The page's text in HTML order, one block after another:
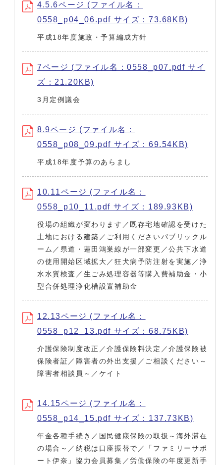
4.5.6ページ (ファイル名：
0558_p04_06.pdf サイズ：73.68KB)
平成18年度施政・予算編成方針
7ページ (ファイル名：0558_p07.pdf サイ
ズ：21.20KB)
3月定例議会
8.9ページ (ファイル名：
0558_p08_09.pdf サイズ：69.54KB)
平成18年度予算のあらまし
10.11ページ (ファイル名：
0558_p10_11.pdf サイズ：189.93KB)
役場の組織が変わります／既存宅地確認を受けた
土地における建築／ご利用くださいパブリックル
ーム／県道・蓮田鴻巣線が一部変更／公共下水道
の使用開始区域拡大／狂犬病予防注射を実施／浄
水水質検査／生ごみ処理容器等購入費補助金・小
型合併処理浄化槽設置補助金
12.13ページ (ファイル名：
0558_p12_13.pdf サイズ：68.75KB)
介護保険制度改正／介護保険料決定／介護保険被
保険者証／障害者の外出支援／ご相談ください～
障害者相談員～／ケイト
14.15ページ (ファイル名：
0558_p14_15.pdf サイズ：137.73KB)
年金各種手続き／国民健康保険の取扱～海外滞在
の場合～／納税は口座振替で／「ファミリーサポ
ート伊奈」協力会員募集／労働保険の年度更新手